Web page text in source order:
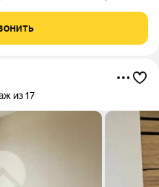
от пл. Калинина. Это
из 17